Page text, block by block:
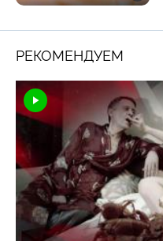
РЕКОМЕНДУЕМ